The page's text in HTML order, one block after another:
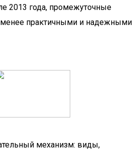
2013 года, промежуточные
менее практичными и надежными
механизм: виды,